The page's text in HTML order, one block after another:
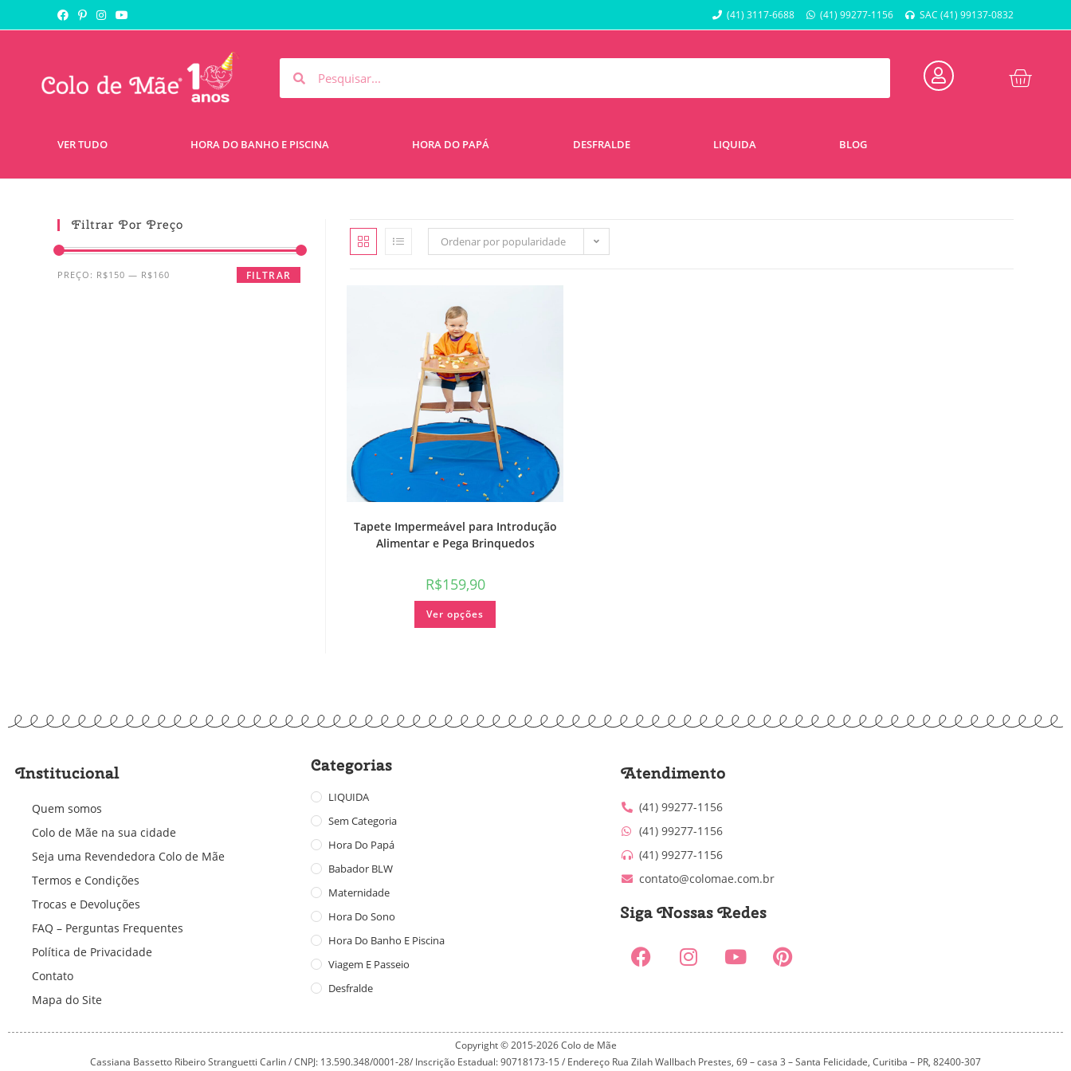
(41) 3117-6688 (41) 99277-1156 SAC (41) 99137-0832
VER TUDO HORA DO BANHO E PISCINA HORA DO PAPÁ DESFRALDE LIQUIDA BLOG
Ordenar por popularidade
Tapete Impermeável para Introdução
Alimentar e Pega Brinquedos
R$159,90
Ver opções
Filtrar Por Preço
FILTRAR
PREÇO: R$150 — R$160
Institucional
Quem somos
Colo de Mãe na sua cidade
Seja uma Revendedora Colo de Mãe
Termos e Condições
Trocas e Devoluções
FAQ – Perguntas Frequentes
Política de Privacidade
Contato
Mapa do Site
Categorias
LIQUIDA
Sem Categoria
Hora Do Papá
Babador BLW
Maternidade
Hora Do Sono
Hora Do Banho E Piscina
Viagem E Passeio
Desfralde
Atendimento
(41) 99277-1156
(41) 99277-1156
(41) 99277-1156
contato@colomae.com.br
Siga Nossas Redes
Copyright © 2015-2026 Colo de Mãe
Cassiana Bassetto Ribeiro Stranguetti Carlin / CNPJ: 13.590.348/0001-28/ Inscrição Estadual: 90718173-15 / Endereço Rua Zilah Wallbach Prestes, 69 – casa 3 – Santa Felicidade, Curitiba – PR, 82400-307